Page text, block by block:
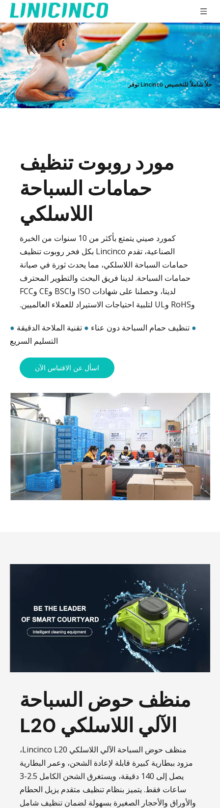
توفر Lincinco حلاً شاملاً للتخصيص
مورد روبوت تنظيف
حمامات السباحة
اللاسلكي
كمورد صيني يتمتع بأكثر من 10 سنوات من الخبرة
الصناعية، تقدم Lincinco بكل فخر روبوت تنظيف
حمامات السباحة اللاسلكي، مما يحدث ثورة في صيانة
حمامات السباحة. لدينا فريق البحث والتطوير المحترف
لدينا، وحصلنا على شهادات ISO وBSCI وCE وFCC
وRoHS وUL لتلبية احتياجات الاستيراد للعملاء العالميين.
● تنظيف حمام السباحة دون عناء ● تقنية الملاحة الدقيقة ●
التسليم السريع
اسأل عن الاقتباس الآن
منظف ​​حوض السباحة
الآلي اللاسلكي L20
منظف ​​حوض السباحة الآلي اللاسلكي Lincinco L20،
مزود ببطارية كبيرة قابلة لإعادة الشحن، وعمر البطارية
يصل إلى 140 دقيقة، ويستغرق الشحن الكامل 2.5-3
ساعات فقط. يتميز بنظام تنظيف متقدم يزيل الحطام
والأوراق والأحجار الصغيرة بسهولة لضمان تنظيف شامل